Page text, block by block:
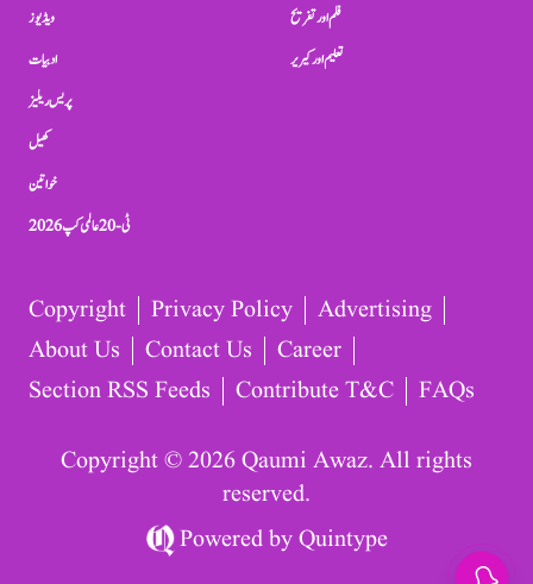
ویڈیوز
ادبیات
پریس ریلیز
کھیل
خواتین
ٹی-20 عالمی کپ 2026
فلم اور تفریح
تعلیم اور کیریر
Copyright Privacy Policy
Advertising
About Us
Contact Us
Career
Section RSS Feeds
Contribute T&C FAQs
Copyright © 2026 Qaumi Awaz. All rights
reserved.
Powered byQuintype